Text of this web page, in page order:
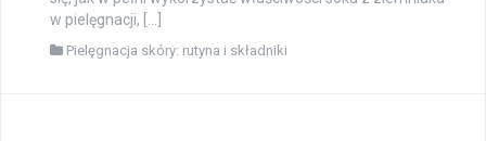
w pielęgnacji, […]
Pielęgnacja skóry: rutyna i składniki